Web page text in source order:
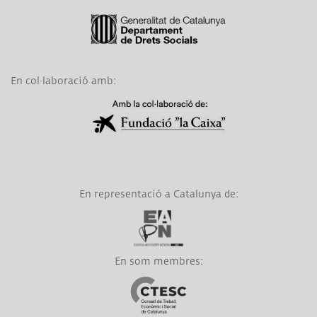
Link a Generalitat de Catalunya
En col·laboració amb:
En representació a Catalunya de:
Link a EAPN
En som membres:
Link a CTESC